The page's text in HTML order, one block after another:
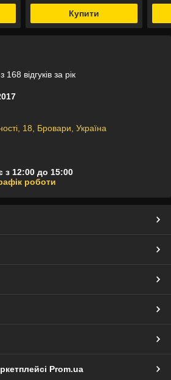
Купити
відгуків за рік
18, Бровари, Україна
з 12:00 до 15:00
роботи
Prom.ua